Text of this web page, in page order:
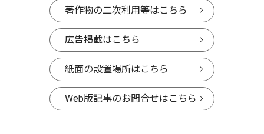
著作物の二次利用等はこちら
広告掲載はこちら
紙面の設置場所はこちら
Web版記事のお問合せはこちら